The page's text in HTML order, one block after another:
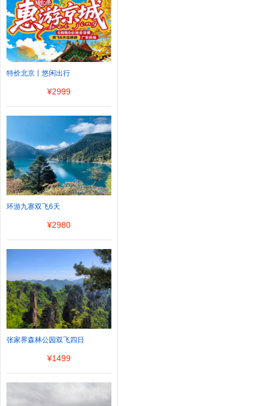
特价北京丨悠闲出行
¥2999
环游九寨双飞6天
¥2980
张家界森林公园双飞四日
¥1499